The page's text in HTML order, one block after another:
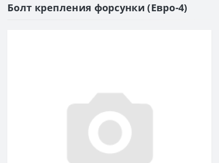
Болт крепления форсунки (Евро-4)